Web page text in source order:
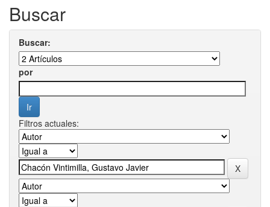
Buscar
Buscar:
por
Filtros actuales: